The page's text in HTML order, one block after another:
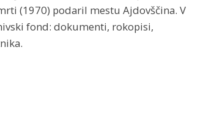
(1970) podaril mestu Ajdovščina. V
fond: dokumenti, rokopisi,